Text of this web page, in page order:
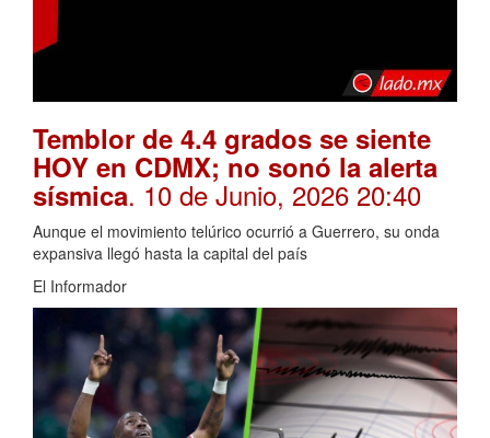
Temblor de 4.4 grados se siente
HOY en CDMX; no sonó la alerta
sísmica. 10 de Junio, 2026 20:40
Aunque el movimiento telúrico ocurrió a Guerrero, su onda
expansiva llegó hasta la capital del país
El Informador